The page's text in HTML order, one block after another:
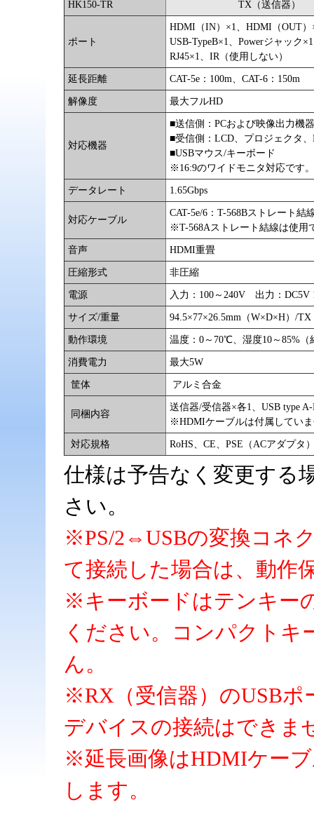
HK150-TR TX（送信器）
ポート
HDMI（IN）×1、HDMI（OUT）
USB-TypeB×1、Powerジャック
RJ45×1、IR（使用しない）
延長距離 CAT-5e：100m、CAT-6：150m
解像度 最大フルHD
対応機器
■送信側：PCおよび映像出力
■受信側：LCD、プロジェクタ
■USBマウス/キーボード
※16:9のワイドモニタ対応です
データレート 1.65Gbps
対応ケーブル
CAT-5e/6：T-568Bストレート結
※T-568Aストレート結線は使用
音声 HDMI重畳
圧縮形式 非圧縮
電源 入力：100～240V 出力：
サイズ/重量 94.5×77×26.5mm（W×D×H）/TX
動作環境 温度：0～70℃、湿度10～85%（
消費電力 最大5W
筐体 アルミ合金
同梱内容
送信器/受信器×各1、USB type
※HDMIケーブルは付属してい
対応規格 RoHS、CE、PSE（ACアダプタ
仕様は予告なく変更する
さい。
※PS/2⇔USBの変換コネ
て接続した場合は、動作
※キーボードはテンキー
ください。コンパクトキ
ん。
※RX（受信器）のUSBポ
デバイスの接続はできま
※延長画像はHDMIケー
します。